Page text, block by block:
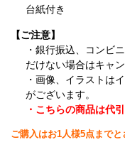
台紙付き
【ご注意】
・銀行振込、コンビ
だけない場合はキャ
・画像、イラストは
がございます。
・こちらの商品は代
ご購入はお1人様5点までと